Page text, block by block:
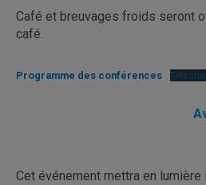
Café et breuvages froids seront
café.
Programme des conférences
Cet événement mettra en